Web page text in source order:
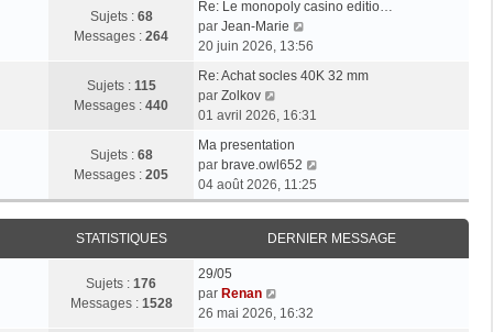
Sujets : 68
Messages : 264
Re: Le monopoly casino editio…
par Jean-Marie
o
r
e
e
r
n
i
e
r
s
20 juin 2026, 13:56
Sujets : 115
Messages : 440
Re: Achat socles 40K 32 mm
par Zolkov
o
r
l
e
e
e
01 avril 2026, 16:31
Sujets : 68
Messages : 205
Ma presentation
par brave.owl652
i
r
l
e
04 août 2026, 11:25
STATISTIQUES DERNIER MESSAGE
Sujets : 176
Messages : 1528
29/05
par Renan
o
26 mai 2026, 16:32